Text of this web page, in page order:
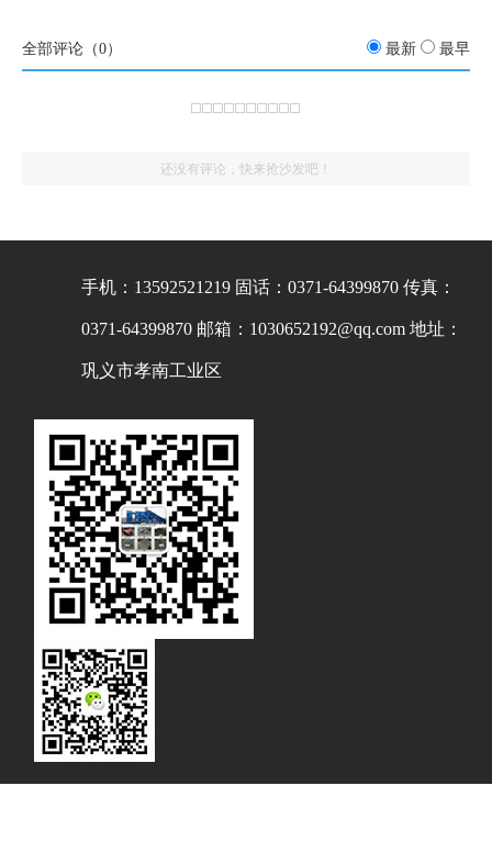
全部评论（0） 最新 最早
还没有评论，快来抢沙发吧！
手机：13592521219 固话：0371-64399870 传真：
0371-64399870 邮箱：1030652192@qq.com 地址：
巩义市孝南工业区